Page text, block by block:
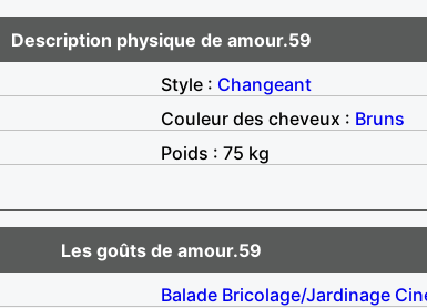
Description physique de amour.59
Style : Changeant
Couleur des cheveux : Bruns
Poids : 75 kg
Les goûts de amour.59
Balade Bricolage/Jardinage